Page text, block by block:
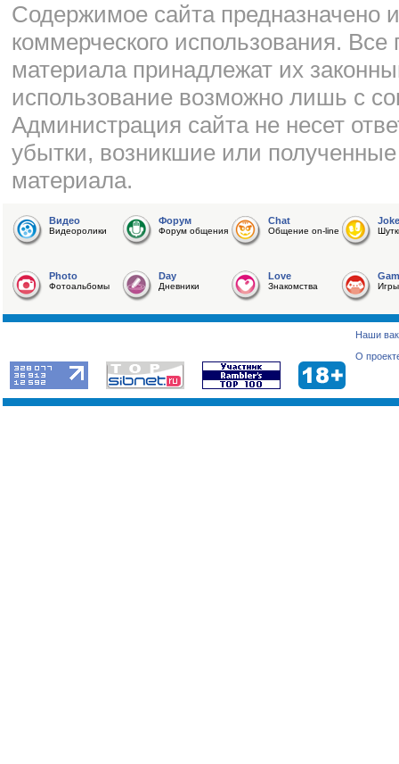
Cодержимое сайта предназначено
коммерческого использования.
материала принадлежат их
использование возможно лишь с
Администрация сайта не несет
убытки, возникшие или
материала.
Видео
Видеоролики
Форум
Форум общения
Chat
Общение on-line
Joke
Photo
Фотоальбомы
Day
Дневники
Love
Знакомства Игры
Наши
О